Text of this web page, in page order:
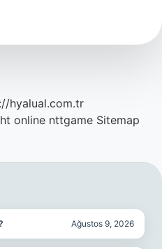
hyalual.com.tr
online nttgame Sitemap
Ağustos 9, 2026